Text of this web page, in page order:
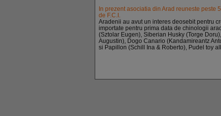
In prezent asociatia din Arad reuneste
de F.C.I.
Aradenii au avut un interes deosebit pentru
importate pentru prima data de chinologii
(Sztolar Eugen), Siberian Husky (Torge
Augustin), Dogo Canario (Kandamireantz
si Papillon (Schill Ina & Roberto), Pudel toy